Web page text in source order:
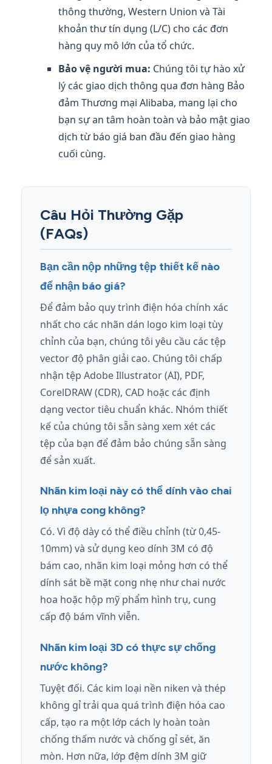
thông thường, Western Union và Tài
khoản thư tín dụng (L/C) cho các đơn
hàng quy mô lớn của tổ chức.
Bảo vệ người mua: Chúng tôi tự hào xử
lý các giao dịch thông qua đơn hàng Bảo
đảm Thương mại Alibaba, mang lại cho
bạn sự an tâm hoàn toàn và bảo mật giao
dịch từ báo giá ban đầu đến giao hàng
cuối cùng.
Câu Hỏi Thường Gặp
(FAQs)
Bạn cần nộp những tệp thiết kế nào
để nhận báo giá?
Để đảm bảo quy trình điện hóa chính xác
nhất cho các nhãn dán logo kim loại tùy
chỉnh của bạn, chúng tôi yêu cầu các tệp
vector độ phân giải cao. Chúng tôi chấp
nhận tệp Adobe Illustrator (AI), PDF,
CorelDRAW (CDR), CAD hoặc các định
dạng vector tiêu chuẩn khác. Nhóm thiết
kế của chúng tôi sẵn sàng xem xét các
tệp của bạn để đảm bảo chúng sẵn sàng
để sản xuất.
Nhãn kim loại này có thể dính vào chai
lọ nhựa cong không?
Có. Vì độ dày có thể điều chỉnh (từ 0,45-
10mm) và sử dụng keo dính 3M có độ
bám cao, nhãn kim loại mỏng hơn có thể
dính sát bề mặt cong nhẹ như chai nước
hoa hoặc hộp mỹ phẩm hình trụ, cung
cấp độ bám vĩnh viễn.
Nhãn kim loại 3D có thực sự chống
nước không?
Tuyệt đối. Các kim loại nền niken và thép
không gỉ trải qua quá trình điện hóa cao
cấp, tạo ra một lớp cách ly hoàn toàn
chống thấm nước và chống gỉ sét, ăn
mòn. Hơn nữa, lớp đệm dính 3M giữ